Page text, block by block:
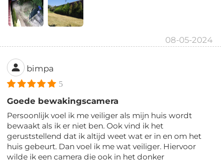
08-05-2024
bimpa
5
Goede bewakingscamera
Persoonlijk voel ik me veiliger als mijn huis wordt
bewaakt als ik er niet ben. Ook vind ik het
geruststellend dat ik altijd weet wat er in en om het
huis gebeurt. Dan voel ik me wat veiliger. Hiervoor
wilde ik een camera die ook in het donker